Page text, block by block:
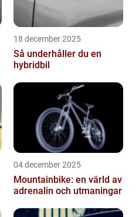
18 december 2025
Så underhåller du en
hybridbil
04 december 2025
Mountainbike: en värld av
adrenalin och utmaningar